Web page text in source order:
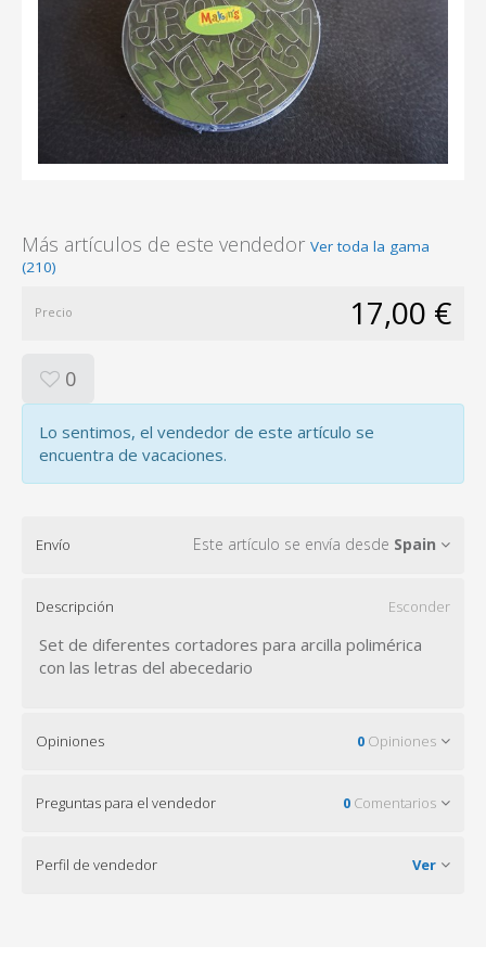
Más artículos de este vendedor Ver toda la gama
(210)
Precio 17,00 €
0
Lo sentimos, el vendedor de este artículo se
encuentra de vacaciones.
Envío Este artículo se envía desde Spain
Descripción Esconder
Set de diferentes cortadores para arcilla polimérica
con las letras del abecedario
Opiniones 0 Opiniones
Preguntas para el vendedor 0 Comentarios
Perfil de vendedor Ver